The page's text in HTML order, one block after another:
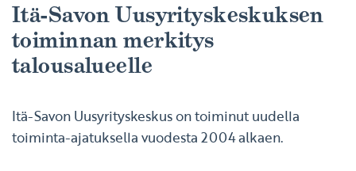
Itä-Savon Uusyrityskeskuksen
toiminnan merkitys
talousalueelle
Itä-Savon Uusyrityskeskus on toiminut uudella
toiminta-ajatuksella vuodesta 2004 alkaen.